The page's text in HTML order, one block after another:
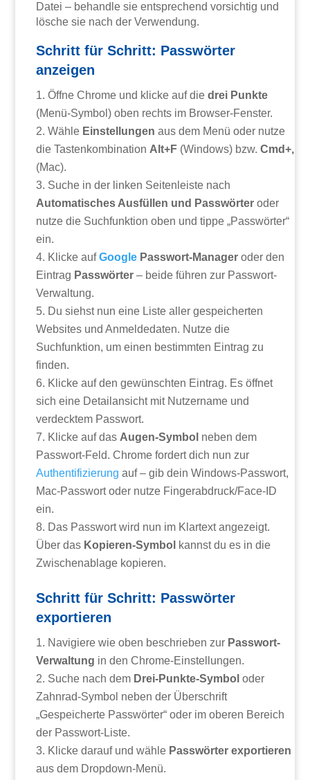
Datei – behandle sie entsprechend vorsichtig und
lösche sie nach der Verwendung.
Schritt für Schritt: Passwörter
anzeigen
Öffne Chrome und klicke auf diedrei Punkte
(Menü-Symbol) oben rechts im Browser-Fenster.
Wähle Einstellungen aus dem Menü oder nutze
die Tastenkombination Alt+F (Windows) bzw.Cmd+,
(Mac).
Suche in der linken Seitenleiste nach
Automatisches Ausfüllen und Passwörter oder
nutze die Suchfunktion oben und tippe „Passwörter“
ein.
Klicke aufGoogle Passwort-Manager oder den
Eintrag Passwörter – beide führen zur Passwort-
Verwaltung.
Du siehst nun eine Liste aller gespeicherten
Websites und Anmeldedaten. Nutze die
Suchfunktion, um einen bestimmten Eintrag zu
finden.
Klicke auf den gewünschten Eintrag. Es öffnet
sich eine Detailansicht mit Nutzername und
verdecktem Passwort.
Klicke auf das Augen-Symbol neben dem
Passwort-Feld. Chrome fordert dich nun zur
Authentifizierung auf – gib dein Windows-Passwort,
Mac-Passwort oder nutze Fingerabdruck/Face-ID
ein.
Das Passwort wird nun im Klartext angezeigt.
Über das Kopieren-Symbol
kannst du es in die
Zwischenablage kopieren.
Schritt für Schritt: Passwörter
exportieren
Navigiere wie oben beschrieben zur Passwort-
Verwaltung in den Chrome-Einstellungen.
Suche nach dem Drei-Punkte-Symbol oder
Zahnrad-Symbol neben der Überschrift
„Gespeicherte Passwörter“ oder im oberen Bereich
der Passwort-Liste.
Klicke darauf und wähle Passwörter exportieren
aus dem Dropdown-Menü.